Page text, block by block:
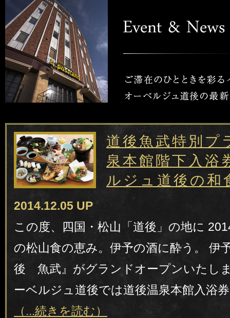
道後魚武特別プ
泉本館階下入浴
ルジュ道後の和
2014.12.05 UP
この度、四国・松山「道後」の地に
の松山食の恵み。伊予の酒に酔う。 伊
後 魚武』がグランドオープンいたし
ーベルジュ道後では道後温泉本館入浴
（...続きを読む）